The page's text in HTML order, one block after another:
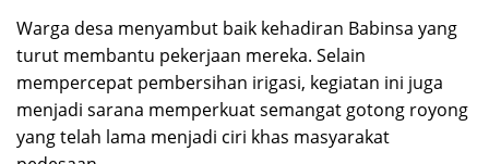
Warga desa menyambut baik kehadiran Babinsa yang
turut membantu pekerjaan mereka. Selain
mempercepat pembersihan irigasi, kegiatan ini juga
menjadi sarana memperkuat semangat gotong royong
yang telah lama menjadi ciri khas masyarakat